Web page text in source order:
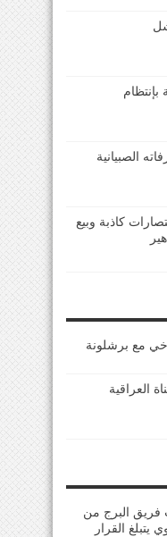
الصبيانية
كاذبة وبيع
مع برشلونة
العراقية
فريق البرج من
يتبلغ القرار